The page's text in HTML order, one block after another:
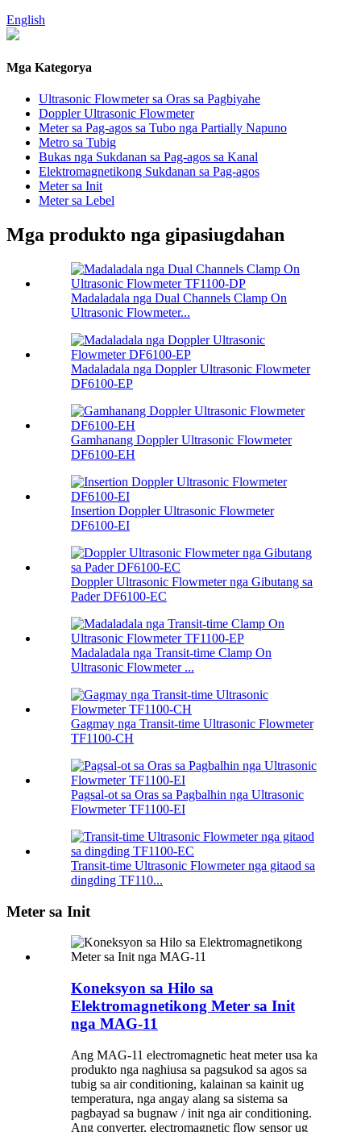
English
Mga Kategorya
Ultrasonic Flowmeter sa Oras sa Pagbiyahe
Doppler Ultrasonic Flowmeter
Meter sa Pag-agos sa Tubo nga Partially Napuno
Metro sa Tubig
Bukas nga Sukdanan sa Pag-agos sa Kanal
Elektromagnetikong Sukdanan sa Pag-agos
Meter sa Init
Meter sa Lebel
Mga produkto nga gipasiugdahan
Madaladala nga Dual Channels Clamp On
Ultrasonic Flowmeter...
Madaladala nga Doppler Ultrasonic Flowmeter
DF6100-EP
Gamhanang Doppler Ultrasonic Flowmeter
DF6100-EH
Insertion Doppler Ultrasonic Flowmeter
DF6100-EI
Doppler Ultrasonic Flowmeter nga Gibutang sa
Pader DF6100-EC
Madaladala nga Transit-time Clamp On
Ultrasonic Flowmeter ...
Gagmay nga Transit-time Ultrasonic Flowmeter
TF1100-CH
Pagsal-ot sa Oras sa Pagbalhin nga Ultrasonic
Flowmeter TF1100-EI
Transit-time Ultrasonic Flowmeter nga gitaod sa
dingding TF110...
Meter sa Init
Koneksyon sa Hilo sa
Elektromagnetikong Meter sa Init
nga MAG-11
Ang MAG-11 electromagnetic heat meter usa ka
produkto nga naghiusa sa pagsukod sa agos sa
tubig sa air conditioning, kalainan sa kainit ug
temperatura, nga angay alang sa sistema sa
pagbayad sa bugnaw / init nga air conditioning.
Ang converter, electromagnetic flow sensor ug